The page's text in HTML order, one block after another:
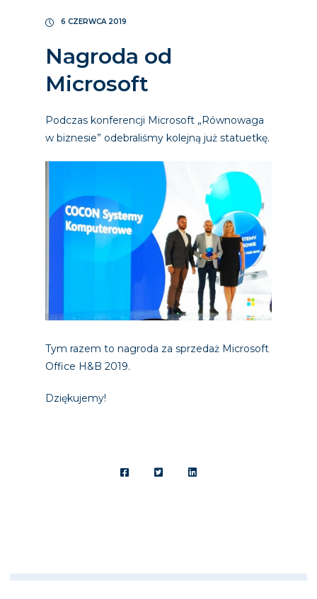
6 CZERWCA 2019
Nagroda od
Microsoft
Podczas konferencji Microsoft „Równowaga
w biznesie” odebraliśmy kolejną już statuetkę.
Tym razem to nagroda za sprzedaż Microsoft
Office H&B 2019.
Dziękujemy!